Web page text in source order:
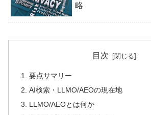
略
目次
要点サマリー
AI検索・LLMO/AEOの現在地
LLMO/AEOとは何か